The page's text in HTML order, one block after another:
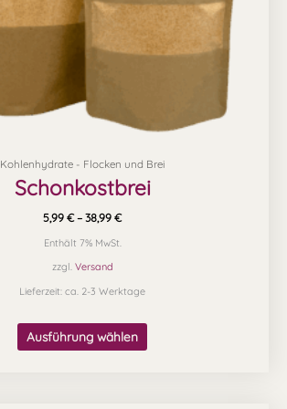
Kohlenhydrate - Flocken und Brei
Schonkostbrei
5,99 € – 38,99 €
Enthält 7% MwSt.
zzgl. Versand
Lieferzeit: ca. 2-3 Werktage
Ausführung wählen
der
Produktseite